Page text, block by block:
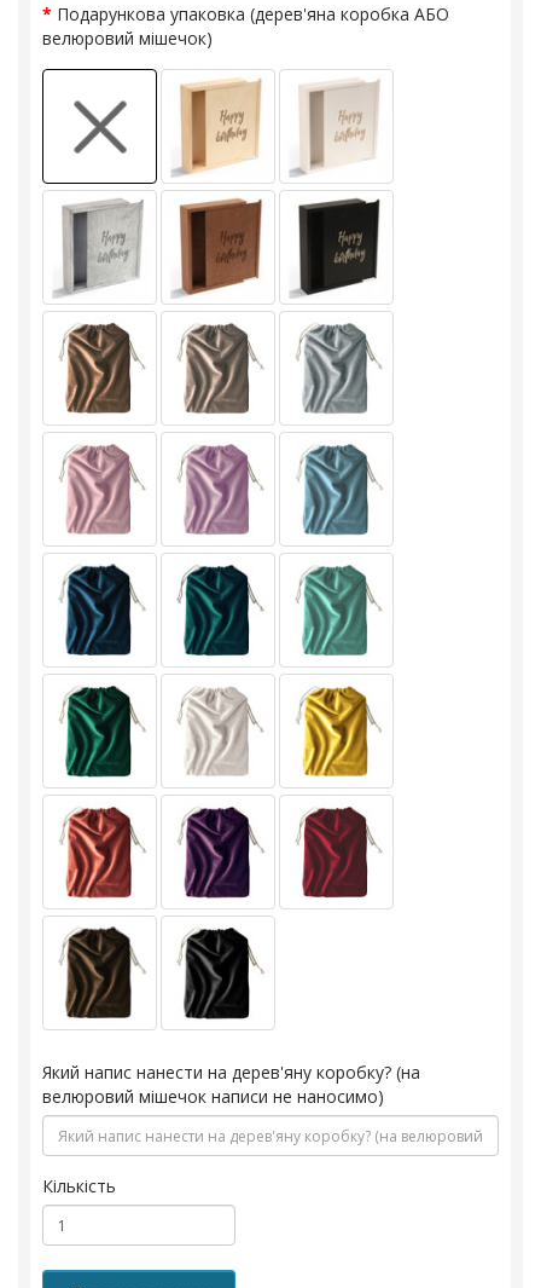
Подарункова упаковка (дерев'яна коробка АБО
велюровий мішечок)
Який напис нанести на дерев'яну коробку? (на
велюровий мішечок написи не наносимо)
Кількість